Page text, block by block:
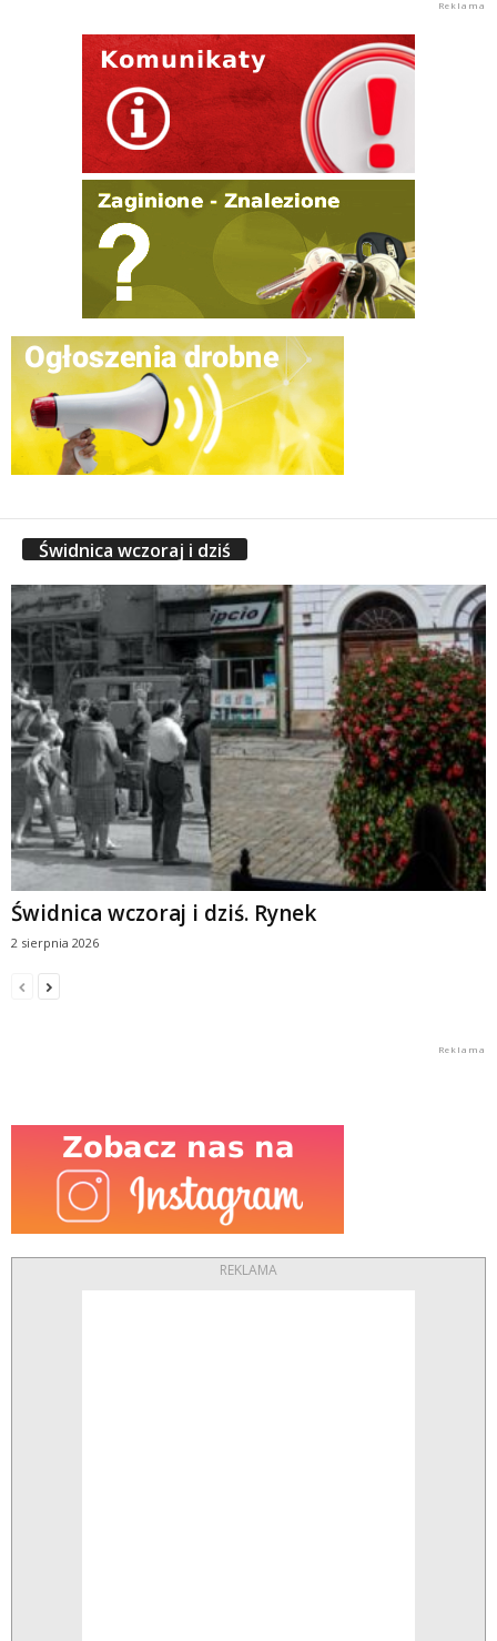
Świdnica wczoraj i dziś
Świdnica wczoraj i dziś. Rynek
2 sierpnia 2026
REKLAMA